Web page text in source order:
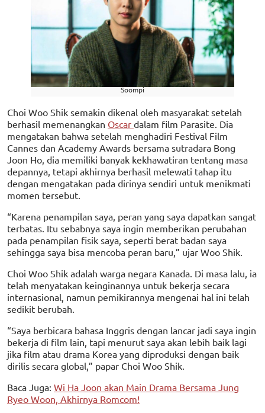
Soompi
Choi Woo Shik semakin dikenal oleh masyarakat setelah
berhasil memenangkan Oscar dalam film Parasite. Dia
mengatakan bahwa setelah menghadiri Festival Film
Cannes dan Academy Awards bersama sutradara Bong
Joon Ho, dia memiliki banyak kekhawatiran tentang masa
depannya, tetapi akhirnya berhasil melewati tahap itu
dengan mengatakan pada dirinya sendiri untuk menikmati
momen tersebut.
“Karena penampilan saya, peran yang saya dapatkan sangat
terbatas. Itu sebabnya saya ingin memberikan perubahan
pada penampilan fisik saya, seperti berat badan saya
sehingga saya bisa mencoba peran baru,” ujar Woo Shik.
Choi Woo Shik adalah warga negara Kanada. Di masa lalu, ia
telah menyatakan keinginannya untuk bekerja secara
internasional, namun pemikirannya mengenai hal ini telah
sedikit berubah.
“Saya berbicara bahasa Inggris dengan lancar jadi saya ingin
bekerja di film lain, tapi menurut saya akan lebih baik lagi
jika film atau drama Korea yang diproduksi dengan baik
dirilis secara global,” papar Choi Woo Shik.
Baca Juga: Wi Ha Joon akan Main Drama Bersama Jung
Ryeo Woon, Akhirnya Romcom!